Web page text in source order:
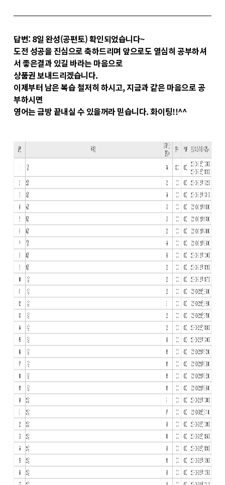
답변: 8일 완성(공편토) 확인되었습니다~
도전 성공을 진심으로 축하드리며 앞으로도 열심히 공부하셔
서 좋은결과 있길 바라는 마음으로
상품권 보내드리겠습니다.
이제부터 남은 복습 철저히 하시고,지금과 같은 마음으로 공
부하시면
영어는 금방 끝내실 수 있을꺼라 믿습니다. 화이팅!!^^